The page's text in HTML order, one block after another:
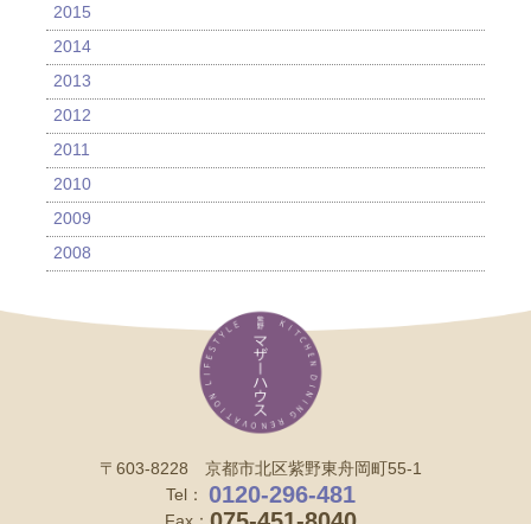
2015
2014
2013
2012
2011
2010
2009
2008
〒603-8228 京都市北区紫野東舟岡町55-1
Tel：
0120-296-481